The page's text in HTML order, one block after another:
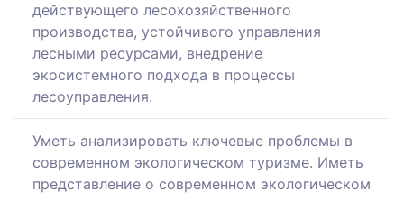
действующего лесохозяйственного
производства, устойчивого управления
лесными ресурсами, внедрение
экосистемного подхода в процессы
лесоуправления.
Уметь анализировать ключевые проблемы в
современном экологическом туризме. Иметь
представление о современном экологическом